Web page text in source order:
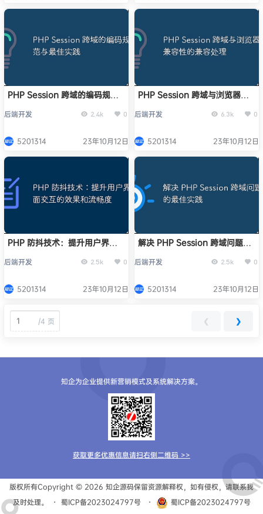
PHP Session 跨域的编码规范
后端开发 2.4k 0
5201314 23年10月12日
PHP Session 跨域与浏览器兼
后端开发 6.3k 0
5201314 23年10月12日
PHP 防抖技术：提升用户界面
后端开发 2.5k 0
5201314 23年10月12日
解决 PHP Session 跨域问题的
后端开发 2.5k 0
5201314 23年10月12日
/4 页 ❮ ❯
知企为企业提供新营销模式及系统解决方案。
获取更多优惠信息请扫右侧二维码 >>
版权所有Copyright © 2026 知企源码保留资源解释权，如有侵权，请联系我
及时处理。
・ 蜀ICP备2023024797号 ・
蜀ICP备2023024797号